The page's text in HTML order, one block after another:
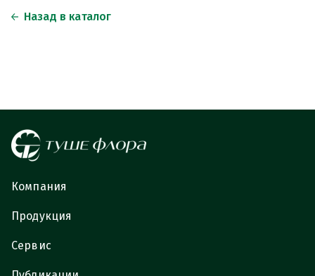
Назад в каталог
Компания
Продукция
Сервис